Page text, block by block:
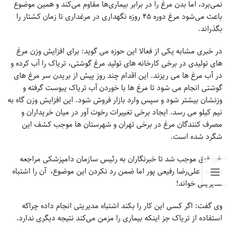
نمی‌برد، اما بدن مرغ را در برابر بیماری‌ها مقاوم می‌کند و همین موضوع
باعث می‌شود مرغ دوره ۴۵ روزه نگهداری در مرغداری تا زمان کشتار را
بگذراند.
در خبری مشابه یکی از فعالا این حوزه می گوید: برای افزایش وزن مرغ
های تولیدی در برخی کارخانه های تولید مرغ گوشتی، تریاک را آب کرده و
در آب مرغ ها می ریزند. این اقدام چند روز پیش از بریدن سر مرغ های
گوشتی انجام می شود تا مرغ ها با خوردن آب تریاک یبوست گرفته و
وزنشان بیشتر شود و سپس وارد بازار فروش شود. این افزایش وزن گاه به
نیم کیلو می رسد. ایجاد برخی تغییرات رخوت آور در میان خریداران و
مصرف کنندگان مرغ در برخی تهران و شهرستان ها موجب کشف این
شگرد شده است.
خبر فوق موجب شد تا خبرنگاران به رئیس سازمان دامپزشکی مراجعه
نمایند. علی‌رضا رفیعی پور اما‌ ضمن رد نکردن این موضوع، ‌ آن را اشتباه
مدیریتی خواند!
وی گفت: اگر کسی این کار را بکند اشتباه مدیریتی انجام داده چراکه
استفاده از تریاک جز اینکه بیماری را مزمن می‌کند نتیجه دیگری ندارد.